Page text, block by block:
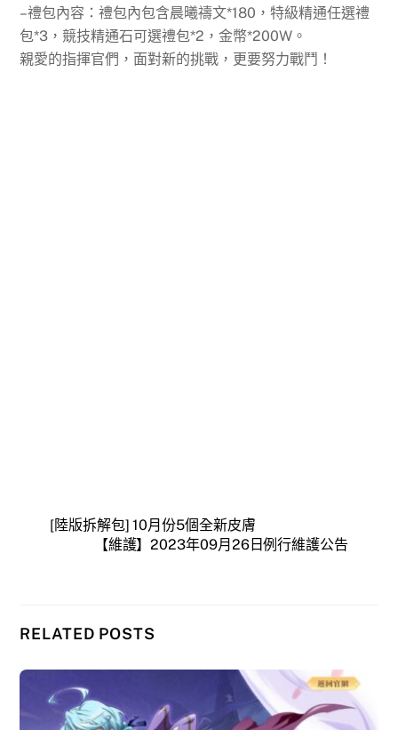
–禮包內容：禮包內包含晨曦禱文*180，特級精通任選禮
包*3，競技精通石可選禮包*2，金幣*200W。
親愛的指揮官們，面對新的挑戰，更要努力戰鬥！
[陸版拆解包] 10月份5個全新皮膚
【維護】2023年09月26日例行維護公告
RELATED POSTS